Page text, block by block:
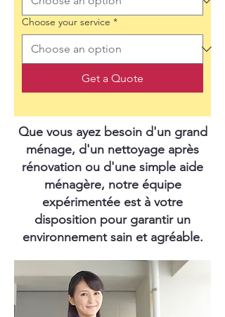
Choose your service *
Get a Quote
Que vous ayez besoin d'un grand
ménage, d'un nettoyage après
rénovation ou d'une simple aide
ménagère, notre équipe
expérimentée est à votre
disposition pour garantir un
environnement sain et agréable.